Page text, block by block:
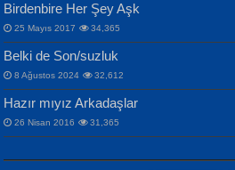
MAHMUT GÜRBÜZ
İbrahim Olmak ve Bitirebilmek...
Songül Özel
Mahzen...
NAZIM HİKMET RAN
Bir Cezaevinde, Tecritteki Adamın
Mektupları...
Birdenbire Her Şey Aşk
25 Mayıs 2017 34,365
Belki de Son/suzluk
8 Ağustos 2024 32,612
Hazır mıyız Arkadaşlar
26 Nisan 2016 31,365